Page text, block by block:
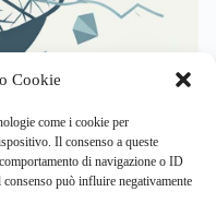
Cookie
come i cookie per
Il consenso a queste
di navigazione o ID
può influire negativamente
il cervello e la tua